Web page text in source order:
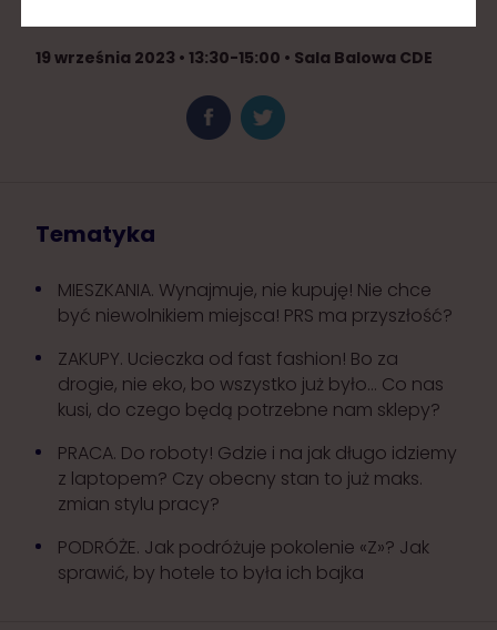
19 września 2023 • 13:30-15:00 • Sala Balowa CDE
Tematyka
MIESZKANIA. Wynajmuje, nie kupuję! Nie chce
być niewolnikiem miejsca! PRS ma przyszłość?
ZAKUPY. Ucieczka od fast fashion! Bo za
drogie, nie eko, bo wszystko już było... Co nas
kusi, do czego będą potrzebne nam sklepy?
PRACA. Do roboty! Gdzie i na jak długo idziemy
z laptopem? Czy obecny stan to już maks.
zmian stylu pracy?
PODRÓŻE. Jak podróżuje pokolenie «Z»? Jak
sprawić, by hotele to była ich bajka